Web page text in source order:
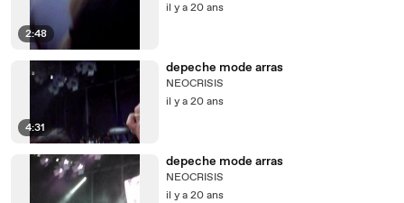
2:48
il y a 20 ans
4:31
depeche mode arras
NEOCRISIS
il y a 20 ans
depeche mode arras
NEOCRISIS
il y a 20 ans